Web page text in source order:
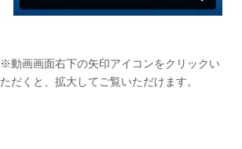
※動画画面右下の矢印アイコンをクリックい
ただくと、拡大してご覧いただけます。